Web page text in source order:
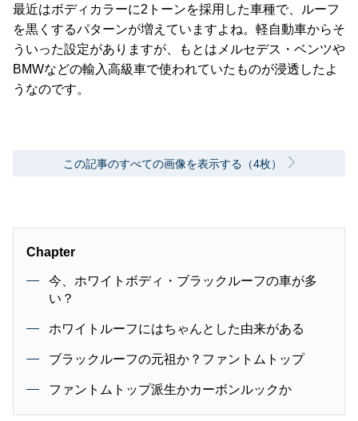
最近はボディカラーに2トーンを採用した車種で、ルーフ
を黒くするパターンが増えていますよね。軽自動車からそ
ういった設定がありますが、もとはメルセデス・ベンツや
BMWなどの輸入高級車で使われていたものが浸透したよ
うなのです。
この記事のすべての画像を表示する（4枚）
Chapter
今、ホワイトボディ・ブラックルーフの車が多
い？
ホワイトルーフにはちゃんとした由来がある
ブラックルーフの元祖か？ファントムトップ
ファントムトップ派生かカーボンルックか